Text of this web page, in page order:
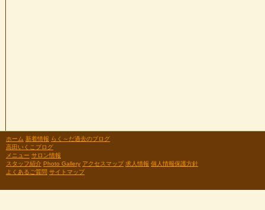
ホーム 新着情報 らく～だ過去のブログ
高田いくこブログ
メニュー サロン情報
スタッフ紹介 Photo Gallery アクセスマップ 求人情報 個人情報保護方針
よくあるご質問 サイトマップ